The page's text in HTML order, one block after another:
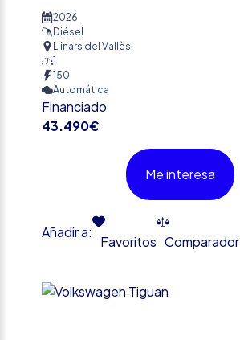
2026
Diésel
Llinars del Vallès
1
150
Automática
Financiado
43.490€
Me interesa
Añadir a:
Favoritos Comparador
%